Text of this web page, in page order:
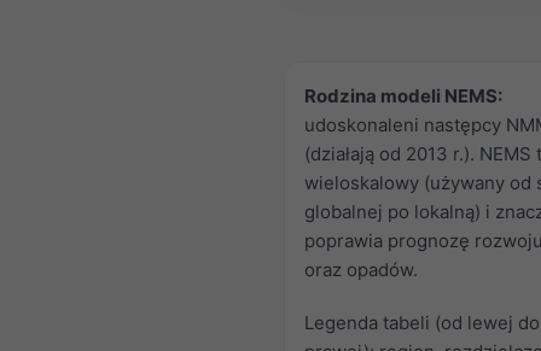
Rodzina modeli NEMS:
udoskonaleni następcy
(działają od 2013 r.).
wieloskalowy (używany od
globalnej po lokalną) i
poprawia prognozę
oraz opadów.
Legenda tabeli (od lewej do